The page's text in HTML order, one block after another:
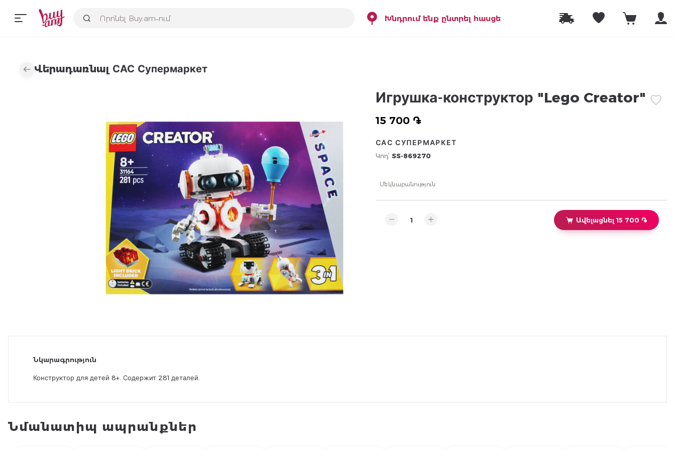
Խնդրում ենք ընտրել հասցե
Վերադառնալ САС Супермаркет
Игрушка-конструктор "Lego Creator"
15 700 ֏
САС СУПЕРМАРКЕТ
Կոդ՝ SS-869270
Մեկնաբանություն
Ավելացնել 15 700 ֏
Նկարագրություն
Конструктор для детей 8+. Содержит 281 деталей.
Նմանատիպ ապրանքներ